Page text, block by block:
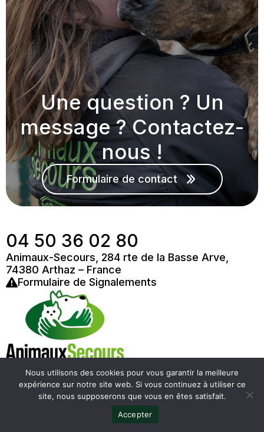
Une question ? Un
message ? Contactez-
nous !
Formulaire de contact
04 50 36 02 80
Animaux-Secours, 284 rte de la Basse Arve,
74380 Arthaz – France
Formulaire de Signalements
Copyright ©2025 Animaux Secours -
confidentialité-Plan du site
Nous utilisons des cookies pour vous garantir la meilleure
expérience sur notre site web. Si vous continuez à utiliser ce
site, nous supposerons que vous en êtes satisfait.
Accepter